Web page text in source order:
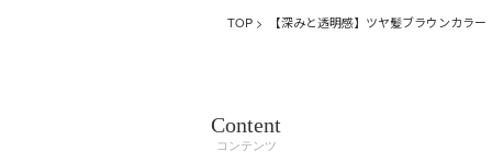
TOP > 【深みと透明感】ツヤ髪ブラウンカラー
Content
コンテンツ